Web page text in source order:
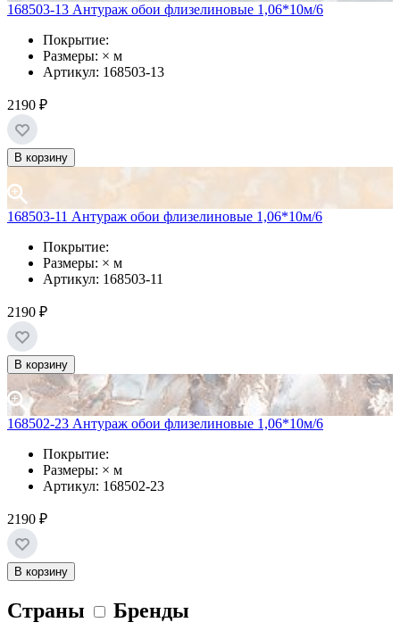
168503-13 Антураж обои флизелиновые 1,06*10м/6
Покрытие:
Размеры: × м
Артикул: 168503-13
2190 ₽
В корзину
168503-11 Антураж обои флизелиновые 1,06*10м/6
Покрытие:
Размеры: × м
Артикул: 168503-11
2190 ₽
В корзину
168502-23 Антураж обои флизелиновые 1,06*10м/6
Покрытие:
Размеры: × м
Артикул: 168502-23
2190 ₽
В корзину
Страны Бренды